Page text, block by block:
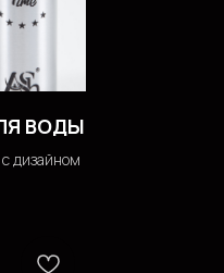
ВОДЫ
дизайном